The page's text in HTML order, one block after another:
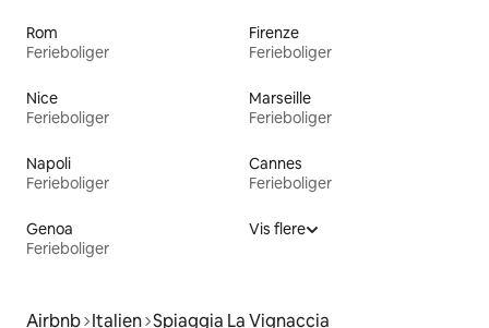
Rom
Ferieboliger
Firenze
Ferieboliger
Nice
Ferieboliger
Marseille
Ferieboliger
Napoli
Ferieboliger
Cannes
Ferieboliger
Genoa
Ferieboliger
Vis flere
Airbnb Italien Spiaggia La Vignaccia